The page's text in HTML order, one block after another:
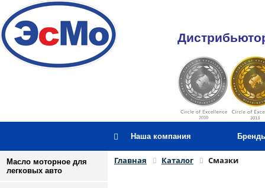
Наша компания
Масло моторное для
легковых авто
Главная Каталог Смазки